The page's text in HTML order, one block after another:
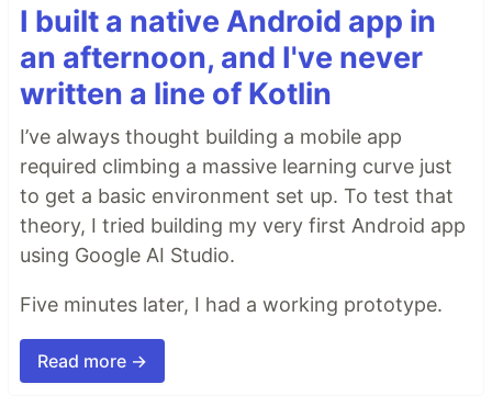
I built a native Android app in
an afternoon, and I've never
written a line of Kotlin
I’ve always thought building a mobile app
required climbing a massive learning curve just
to get a basic environment set up. To test that
theory, I tried building my very first Android app
using Google AI Studio.
Five minutes later, I had a working prototype.
Read more →